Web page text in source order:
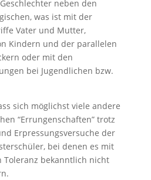
neben den
was ist mit der
Vater und Mutter,
Kindern und der parallelen
oder mit den
bei Jugendlichen bzw.
sich möglichst viele andere
“Errungenschaften” trotz
Erpressungsversuche der
bei denen es mit
Toleranz bekanntlich nicht